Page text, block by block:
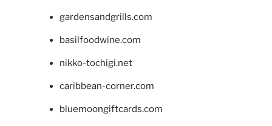
gardensandgrills.com
basilfoodwine.com
nikko-tochigi.net
caribbean-corner.com
bluemoongiftcards.com